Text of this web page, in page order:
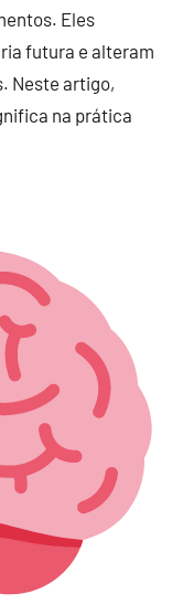
Eles
futura e alteram
Neste artigo,
na prática